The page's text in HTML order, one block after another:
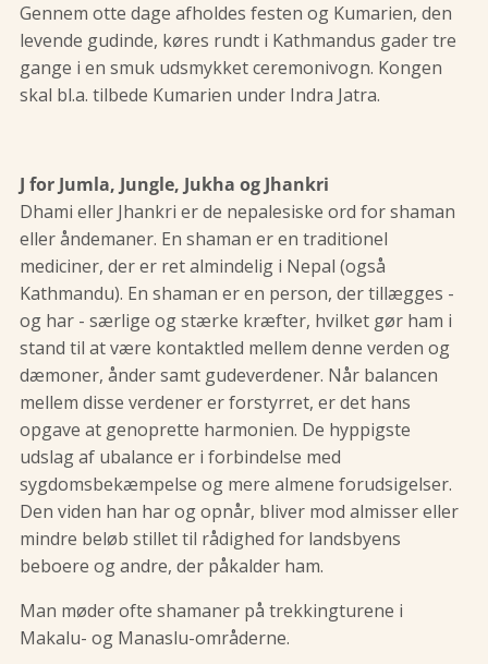
Gennem otte dage afholdes festen og Kumarien, den
levende gudinde, køres rundt i Kathmandus gader tre
gange i en smuk udsmykket ceremonivogn. Kongen
skal bl.a. tilbede Kumarien under Indra Jatra.
J for Jumla, Jungle, Jukha og Jhankri
Dhami eller Jhankri er de nepalesiske ord for shaman
eller åndemaner. En shaman er en traditionel
mediciner, der er ret almindelig i Nepal (også
Kathmandu). En shaman er en person, der tillægges -
og har - særlige og stærke kræfter, hvilket gør ham i
stand til at være kontaktled mellem denne verden og
dæmoner, ånder samt gudeverdener. Når balancen
mellem disse verdener er forstyrret, er det hans
opgave at genoprette harmonien. De hyppigste
udslag af ubalance er i forbindelse med
sygdomsbekæmpelse og mere almene forudsigelser.
Den viden han har og opnår, bliver mod almisser eller
mindre beløb stillet til rådighed for landsbyens
beboere og andre, der påkalder ham.
Man møder ofte shamaner på trekkingturene i
Makalu- og Manaslu-områderne.